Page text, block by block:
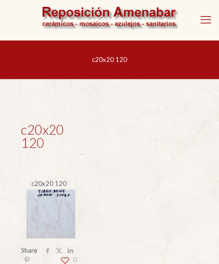
c20x20 120
c20x20
120
c20x20 120
Share
0